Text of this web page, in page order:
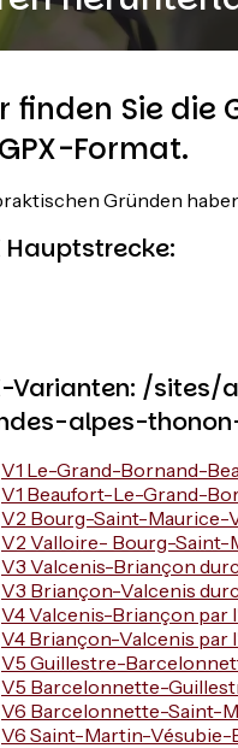
finden Sie die
Format.
Gründen
Hauptstrecke:
Varianten: /
alpes-
V1 Le-Grand-Bornand-
V1 Beaufort-Le-Grand-
V2 Bourg-Saint-Maurice-
V2 Valloire- Bourg-Saint-
V3 Valcenis-Briançon
V3 Briançon-Valcenis
V4 Valcenis-Briançon par
V4 Briançon-Valcenis par
V5 Guillestre-
V5 Barcelonnette-
V6 Barcelonnette-Saint-
V6 Saint-Martin-